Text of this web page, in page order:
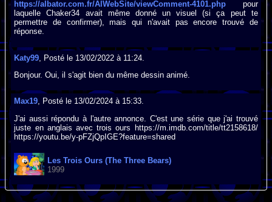
https://albator.com.fr/AlWebSite/viewComment-4101.php pour
laquelle Chaker34 avait même donné un visuel (si ça peut te
permettre de confirmer), mais qui n'avait pas encore trouvé de
réponse.
Katy99 , Posté le 13/02/2022 à 11:24.
Bonjour. Oui, il s'agit bien du même dessin animé.
Max19, Posté le 13/02/2024 à 15:33.
J'ai aussi répondu à l'autre annonce. C'est une série que j'ai trouvé
juste en anglais avec trois ours https://m.imdb.com/title/tt2158618/
https://youtu.be/y-pFZjQpIGE?feature=shared
Les Trois Ours (The Three Bears)
1999